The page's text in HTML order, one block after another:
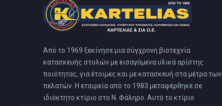
Από το 1969 ξεκίνησε μια σύγχρονη βιοτεχνία
κατασκευής στολών με εισαγόμενα υλικά αρίστης
ποιότητας, για έτοιμες και με κατασκευή στα μέτρα των
πελατών. Η εταιρεία από το 1983 μεταφέρθηκε σε
ιδιόκτητο κτίριο στο Ν. Φάληρο. Αυτό το κτίριο